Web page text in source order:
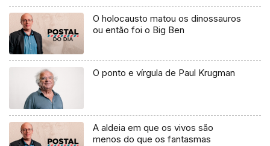
O holocausto matou os dinossauros
ou então foi o Big Ben
O ponto e vírgula de Paul Krugman
A aldeia em que os vivos são
menos do que os fantasmas